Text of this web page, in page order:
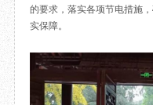
的要求，落实各项节电措施
实保障。